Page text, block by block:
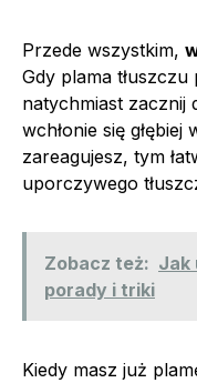
Przede wszystkim,
Gdy plama
natychmiast zacznij
wchłonie się
zareagujesz, tym
uporczywego
Zobacz też: Jak
porady i triki
Kiedy masz już